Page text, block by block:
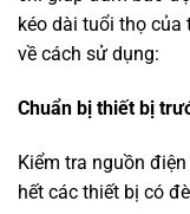
kéo dài tuổi thọ
về cách sử dụng:
Chuẩn bị thiết bị
Kiểm tra nguồn
hết các thiết bị có